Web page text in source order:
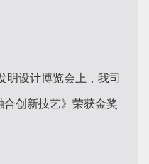
设计博览会上，我司
合创新技艺》荣获金奖